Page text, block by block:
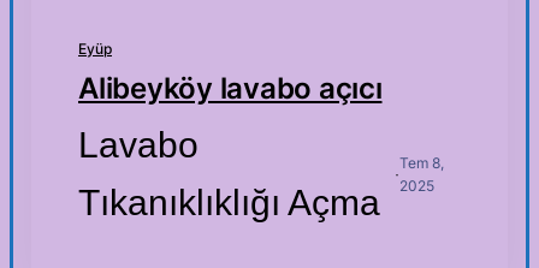
Eyüp
Alibeyköy lavabo açıcı
Lavabo
Tıkanıklıklığı Açma
·
Tem 8,
2025